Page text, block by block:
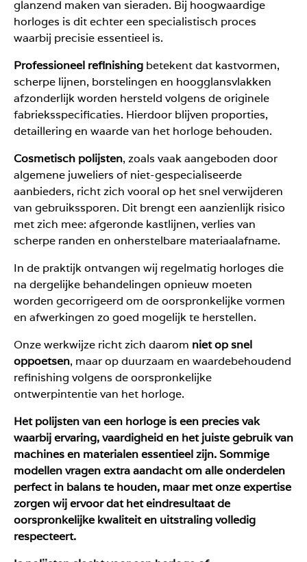
glanzend maken van sieraden. Bij hoogwaardige
horloges is dit echter een specialistisch proces
waarbij precisie essentieel is.
Professioneel refinishing betekent dat kastvormen,
scherpe lijnen, borstelingen en hoogglansvlakken
afzonderlijk worden hersteld volgens de originele
fabrieksspecificaties. Hierdoor blijven proporties,
detaillering en waarde van het horloge behouden.
Cosmetisch polijsten, zoals vaak aangeboden door
algemene juweliers of niet-gespecialiseerde
aanbieders, richt zich vooral op het snel verwijderen
van gebruikssporen. Dit brengt een aanzienlijk risico
met zich mee: afgeronde kastlijnen, verlies van
scherpe randen en onherstelbare materiaalafname.
In de praktijk ontvangen wij regelmatig horloges die
na dergelijke behandelingen opnieuw moeten
worden gecorrigeerd om de oorspronkelijke vormen
en afwerkingen zo goed mogelijk te herstellen.
Onze werkwijze richt zich daarom niet op snel
oppoetsen, maar op duurzaam en waardebehoudend
refinishing volgens de oorspronkelijke
ontwerpintentie van het horloge.
Het polijsten van een horloge is een precies vak
waarbij ervaring, vaardigheid en het juiste gebruik van
machines en materialen essentieel zijn. Sommige
modellen vragen extra aandacht om alle onderdelen
perfect in balans te houden, maar met onze expertise
zorgen wij ervoor dat het eindresultaat de
oorspronkelijke kwaliteit en uitstraling volledig
respecteert.